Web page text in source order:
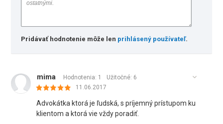
Pridávať hodnotenie môže len prihlásený používateľ.
mima Hodnotenia: 1 Užitočné: 6
11.06.2017
Advokátka ktorá je ľudská, s príjemný prístupom ku
klientom a ktorá vie vždy poradiť.